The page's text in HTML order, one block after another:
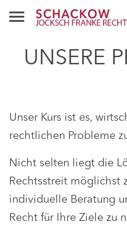
UNSERE
Unser Kurs ist es,
rechtlichen Probleme
Nicht selten liegt die
Rechtsstreit möglichst
individuelle Beratung
Recht für Ihre Ziele zu